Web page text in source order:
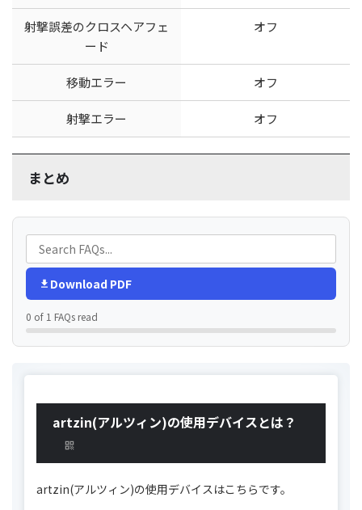
射撃誤差のクロスヘアフェ
ード
オフ
移動エラー オフ
射撃エラー オフ
まとめ
Download PDF
0 of 1 FAQs read
artzin(アルツィン)の使用デバイスとは？
artzin(アルツィン)の使用デバイスはこちらです。